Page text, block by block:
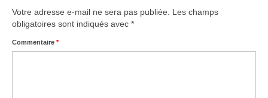
Votre adresse e-mail ne sera pas publiée.
Les champs
obligatoires sont indiqués avec *
Commentaire *